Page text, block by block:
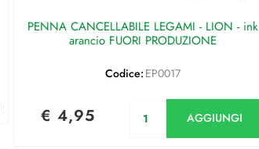
PENNA CANCELLABILE LEGAMI - LION - ink
arancio FUORI PRODUZIONE
Codice: EP0017
€ 4,95 AGGIUNGI